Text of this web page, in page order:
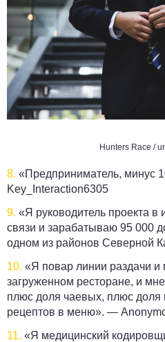
Hunters Race /
8. «Предприниматель, минус
Key_Interaction6305
9. «Я руководитель проекта в
связи и зарабатываю 95 000
одном из районов Северной
10. «Я повар линии раздачи
загруженном ресторане, и
плюс доля чаевых, плюс доля
рецептов в меню». —
11. «Я медицинский